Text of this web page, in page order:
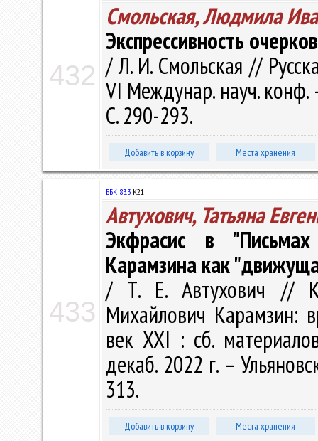
432
Смольская, Людмила
Экспрессивность
/ Л. И. Смольская //
VI Междунар. науч.
С. 290-293.
Добавить в корзину Места хранения
433
ББК 83.3 К21
Автухович, Татьяна
Экфрасис в
Карамзина как
/ Т. Е. Автухович //
Михайлович Карамзин:
век XXI : сб.
декаб. 2022 г. –
313.
Добавить в корзину Места хранения